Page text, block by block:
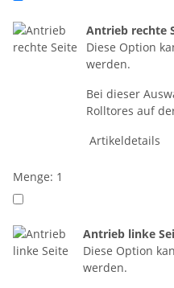
Antrieb rechte
Diese Option
werden.
Bei dieser
Rolltores auf
Artikeldetails
Menge: 1
Antrieb linke
Diese Option
werden.